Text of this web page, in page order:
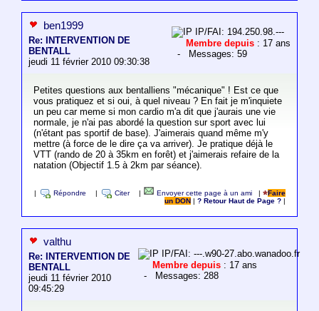
ben1999
Re: INTERVENTION DE
BENTALL
jeudi 11 février 2010 09:30:38
IP/FAI: 194.250.98.---
Membre depuis : 17 ans
- Messages: 59
Petites questions aux bentalliens "mécanique" ! Est ce que
vous pratiquez et si oui, à quel niveau ? En fait je m'inquiete
un peu car meme si mon cardio m'a dit que j'aurais une vie
normale, je n'ai pas abordé la question sur sport avec lui
(n'étant pas sportif de base). J'aimerais quand même m'y
mettre (à force de le dire ça va arriver). Je pratique déjà le
VTT (rando de 20 à 35km en forêt) et j'aimerais refaire de la
natation (Objectif 1.5 à 2km par séance).
Répondre Citer Envoyer cette page à un ami |
Faire
un DON
|? Retour Haut de Page ?
valthu
Re: INTERVENTION DE
BENTALL
jeudi 11 février 2010
09:45:29
IP/FAI: ---.w90-27.abo.wanadoo.fr
Membre depuis : 17 ans
- Messages: 288